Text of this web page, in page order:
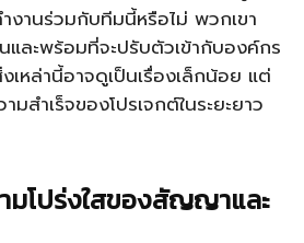
งานร่วมกับทีมนี้หรือไม่ พวกเขา
และพร้อมที่จะปรับตัวเข้ากับองค์กร
หล่านี้อาจดูเป็นเรื่องเล็กน้อย แต่
สำเร็จของโปรเจกต์ในระยะยาว
มโปร่งใสของสัญญาและ